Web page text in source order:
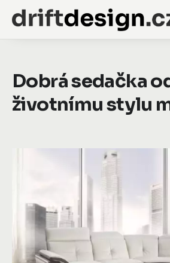
Dobrá sedačka
životnímu stylu